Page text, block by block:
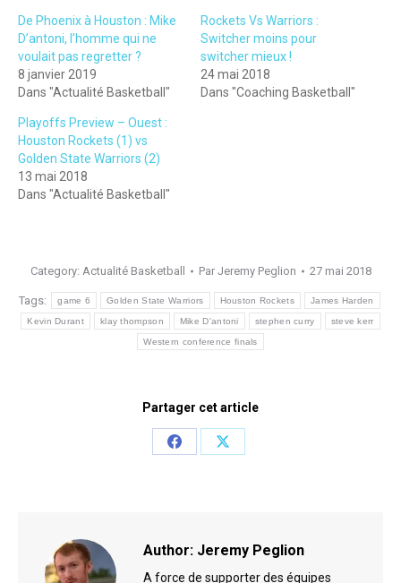
De Phoenix à Houston : Mike
D’antoni, l’homme qui ne
voulait pas regretter ?
8 janvier 2019
Dans "Actualité Basketball"
Rockets Vs Warriors :
Switcher moins pour
switcher mieux !
24 mai 2018
Dans "Coaching Basketball"
Playoffs Preview – Ouest :
Houston Rockets (1) vs
Golden State Warriors (2)
13 mai 2018
Dans "Actualité Basketball"
Category: Actualité Basketball Par Jeremy Peglion 27 mai 2018
Tags: game 6 Golden State Warriors Houston Rockets James Harden
Kevin Durant klay thompson Mike D'antoni stephen curry steve kerr
Western conference finals
Partager cet article
Share
Share
Author: Jeremy Peglion
A force de supporter des équipes